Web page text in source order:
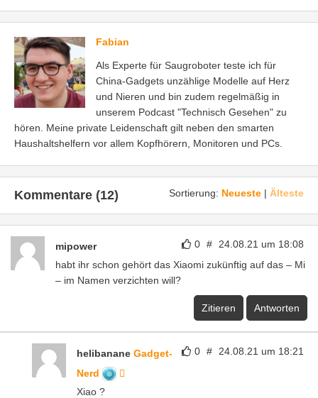
Fabian
Als Experte für Saugroboter teste ich für
China-Gadgets unzählige Modelle auf Herz
und Nieren und bin zudem regelmäßig in
unserem Podcast "Technisch Gesehen" zu
hören. Meine private Leidenschaft gilt neben den smarten
Haushaltshelfern vor allem Kopfhörern, Monitoren und PCs.
Sortierung: Neueste | Älteste
Kommentare (12)
0 # 24.08.21 um 18:08
mipower
habt ihr schon gehört das Xiaomi zukünftig auf das – Mi
– im Namen verzichten will?
Zitieren Antworten
0 # 24.08.21 um 18:21
helibanane Gadget-
Nerd
Xiao ?